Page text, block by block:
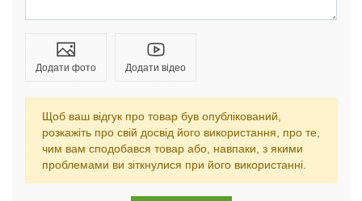
Додати фото Додати відео
Щоб ваш відгук про товар був опублікований,
розкажіть про свій досвід його використання, про те,
чим вам сподобався товар або, навпаки, з якими
проблемами ви зіткнулися при його використанні.